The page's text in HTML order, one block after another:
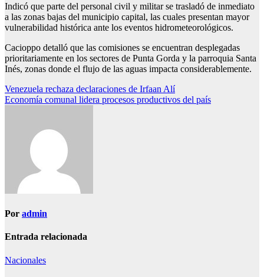
Indicó que parte del personal civil y militar se trasladó de inmediato
a las zonas bajas del municipio capital, las cuales presentan mayor
vulnerabilidad histórica ante los eventos hidrometeorológicos.
Cacioppo detalló que las comisiones se encuentran desplegadas
prioritariamente en los sectores de Punta Gorda y la parroquia Santa
Inés, zonas donde el flujo de las aguas impacta considerablemente.
Navegación
de
Venezuela rechaza declaraciones de Irfaan Alí
Economía comunal lidera procesos productivos del país
Por admin
Entrada relacionada
Nacionales